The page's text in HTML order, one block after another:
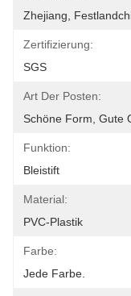
Zhejiang,
Zertifizierung:
SGS
Art Der Posten:
Schöne Form, Gute
Funktion:
Bleistift
Material:
PVC-Plastik
Farbe:
Jede Farbe.